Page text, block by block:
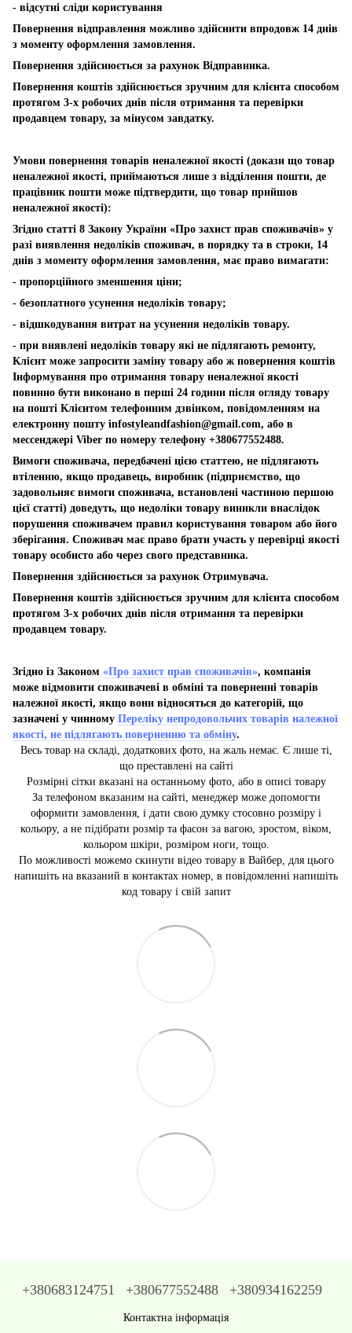
- відсутні сліди користування
Повернення відправлення можливо здійснити впродовж 14 днів
з моменту оформлення замовлення.
Повернення здійснюється за рахунок Відправника.
Повернення коштів здійснюється зручним для клієнта способом
протягом 3-х робочих днів після отримання та перевірки
продавцем товару, за мінусом завдатку.
Умови повернення товарів неналежної якості (докази що товар
неналежної якості, приймаються лише з відділення пошти, де
працівник пошти може підтвердити, що товар прийшов
неналежної якості):
Згідно статті 8 Закону України «Про захист прав споживачів» у
разі виявлення недоліків споживач, в порядку та в строки, 14
днів з моменту оформлення замовлення, має право вимагати:
- пропорційного зменшення ціни;
- безоплатного усунення недоліків товару;
- відшкодування витрат на усунення недоліків товару.
- при виявлені недоліків товару які не підлягають ремонту,
Клієнт може запросити заміну товару або ж повернення коштів
Інформування про отримання товару неналежної якості
повинно бути виконано в перші 24 години після огляду товару
на пошті Клієнтом телефонним дзвінком, повідомленням на
електронну пошту infostyleandfashion@gmail.com, або в
мессенджері Viber по номеру телефону +380677552488.
Вимоги споживача, передбачені цією статтею, не підлягають
втіленню, якщо продавець, виробник (підприємство, що
задовольняє вимоги споживача, встановлені частиною першою
цієї статті) доведуть, що недоліки товару виникли внаслідок
порушення споживачем правил користування товаром або його
зберігання. Споживач має право брати участь у перевірці якості
товару особисто або через свого представника.
Повернення здійснюється за рахунок Отримувача.
Повернення коштів здійснюється зручним для клієнта способом
протягом 3-х робочих днів після отримання та перевірки
продавцем товару.
Згідно із Законом «Про захист прав споживачів», компанія
може відмовити споживачеві в обміні та поверненні товарів
належної якості, якщо вони відносяться до категорій, що
зазначені у чинному Переліку непродовольчих товарів належної
якості, не підлягають поверненню та обміну.
Весь товар на складі, додаткових фото, на жаль немає. Є лише ті,
що преставлені на сайті
Розмірні сітки вказані на останньому фото, або в описі товару
За телефоном вказаним на сайті, менеджер може допомогти
оформити замовлення, і дати свою думку стосовно розміру і
кольору, а не підібрати розмір та фасон за вагою, зростом, віком,
кольором шкіри, розміром ноги, тощо.
По можливості можемо скинути відео товару в Вайбер, для цього
напишіть на вказаний в контактах номер, в повідомленні напишіть
код товару і свій запит
+380683124751 +380677552488 +380934162259
Контактна інформація